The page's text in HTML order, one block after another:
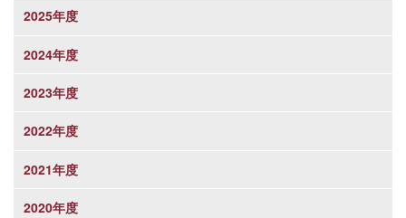
2025年度
2024年度
2023年度
2022年度
2021年度
2020年度